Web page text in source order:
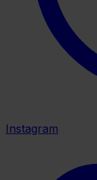
Instagram